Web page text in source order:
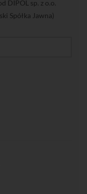
DIPOL sp. z o.o.
Spółka Jawna)